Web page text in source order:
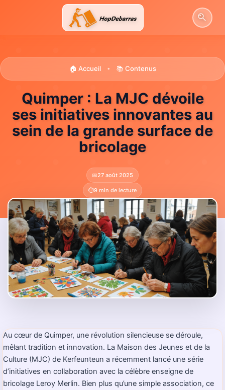
🏠 Accueil • 📚 Contenus
Quimper : La MJC dévoile
ses initiatives innovantes au
sein de la grande surface de
bricolage
📅27 août 2025
⏱️9 min de lecture
Au cœur de Quimper, une révolution silencieuse se déroule,
mêlant tradition et innovation. La Maison des Jeunes et de la
Culture (MJC) de Kerfeunteun a récemment lancé une série
d’initiatives en collaboration avec la célèbre enseigne de
bricolage Leroy Merlin. Bien plus qu’une simple association, ce